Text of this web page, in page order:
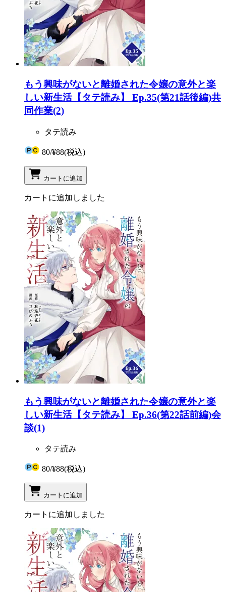
もう興味がないと離婚された令嬢の意外と楽
しい新生活【タテ読み】 Ep.35(第21話後編)共
同作業(2)
タテ読み
80/¥88(税込)
カートに追加
カートに追加しました
もう興味がないと離婚された令嬢の意外と楽
しい新生活【タテ読み】 Ep.36(第22話前編)会
談(1)
タテ読み
80/¥88(税込)
カートに追加
カートに追加しました